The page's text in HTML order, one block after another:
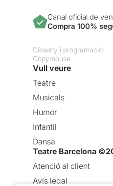
Canal oficial de
Compra 100%
Disseny i programació:
Copymouse
Vull veure
Teatre
Musicals
Humor
Infantil
Dansa
Teatre Barcelona
Atenció al client
Avís legal